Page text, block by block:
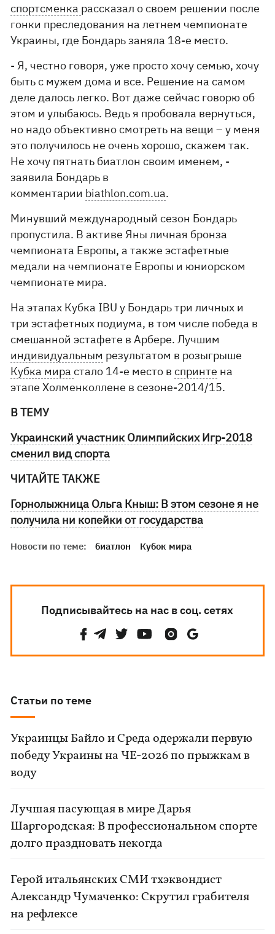
спортсменка рассказал о своем решении после
гонки преследования на летнем чемпионате
Украины, где Бондарь заняла 18-е место.
- Я, честно говоря, уже просто хочу семью, хочу
быть с мужем дома и все. Решение на самом
деле далось легко. Вот даже сейчас говорю об
этом и улыбаюсь. Ведь я пробовала вернуться,
но надо объективно смотреть на вещи – у меня
это получилось не очень хорошо, скажем так.
Не хочу пятнать биатлон своим именем, -
заявила Бондарь в
комментарии biathlon.com.ua.
Минувший международный сезон Бондарь
пропустила. В активе Яны личная бронза
чемпионата Европы, а также эстафетные
медали на чемпионате Европы и юниорском
чемпионате мира.
На этапах Кубка IBU у Бондарь три личных и
три эстафетных подиума, в том числе победа в
смешанной эстафете в Арбере. Лучшим
индивидуальным результатом в розыгрыше
Кубка мирастало 14-е место вспринте на
этапе Холменколлене в сезоне-2014/15.
В ТЕМУ
Украинский участник Олимпийских Игр-2018
сменил вид спорта
ЧИТАЙТЕ ТАКЖЕ
Горнолыжница Ольга Кныш: В этом сезоне я не
получила ни копейки от государства
Новости по теме: биатлон Кубок мира
Подписывайтесь на нас в соц. сетях
Статьи по теме
Украинцы Байло и Среда одержали первую
победу Украины на ЧЕ-2026 по прыжкам в
воду
Лучшая пасующая в мире Дарья
Шаргородская: В профессиональном спорте
долго праздновать некогда
Герой итальянских СМИ тхэквондист
Александр Чумаченко: Скрутил грабителя
на рефлексе